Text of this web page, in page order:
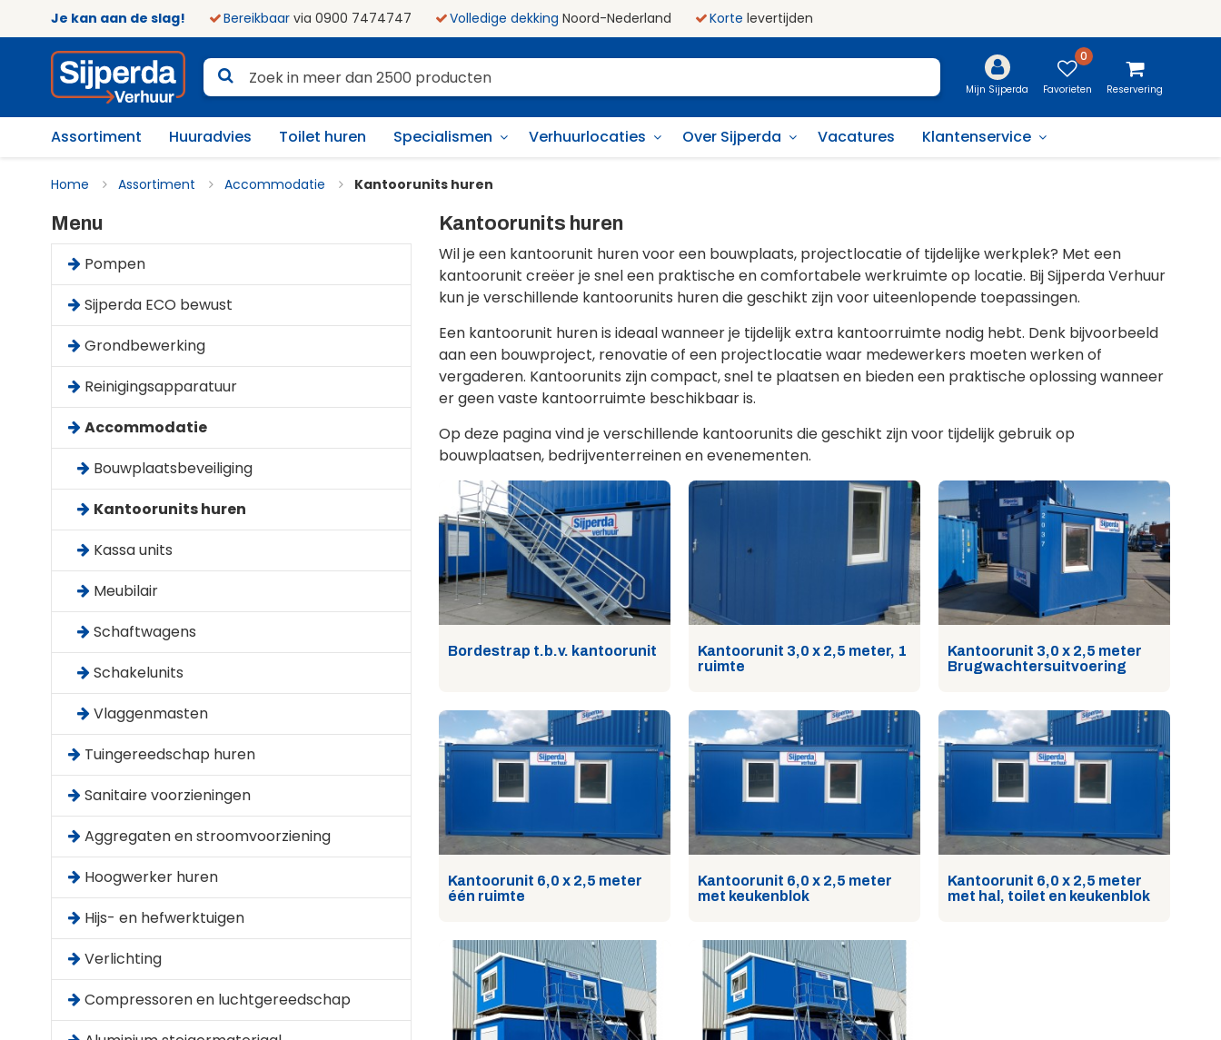
Je kan aan de slag! Bereikbaar via 0900 7474747 Volledige dekking Noord-Nederland Korte levertijden
Mijn Sijperda
0
Favorieten Reservering
Assortiment Huuradvies Toilet huren Specialismen Verhuurlocaties Over Sijperda Vacatures Klantenservice
Home Assortiment Accommodatie Kantoorunits huren
Kantoorunits huren
Wil je een kantoorunit huren voor een bouwplaats, projectlocatie of tijdelijke werkplek? Met een
kantoorunit creëer je snel een praktische en comfortabele werkruimte op locatie. Bij Sijperda Verhuur
kun je verschillende kantoorunits huren die geschikt zijn voor uiteenlopende toepassingen.
Een kantoorunit huren is ideaal wanneer je tijdelijk extra kantoorruimte nodig hebt. Denk bijvoorbeeld
aan een bouwproject, renovatie of een projectlocatie waar medewerkers moeten werken of
vergaderen. Kantoorunits zijn compact, snel te plaatsen en bieden een praktische oplossing wanneer
er geen vaste kantoorruimte beschikbaar is.
Op deze pagina vind je verschillende kantoorunits die geschikt zijn voor tijdelijk gebruik op
bouwplaatsen, bedrijventerreinen en evenementen.
Bordestrap t.b.v. kantoorunit
Kantoorunit 3,0 x 2,5 meter, 1
ruimte
Kantoorunit 3,0 x 2,5 meter
Brugwachtersuitvoering
Kantoorunit 6,0 x 2,5 meter
één ruimte
Kantoorunit 6,0 x 2,5 meter
met keukenblok
Kantoorunit 6,0 x 2,5 meter
met hal, toilet en keukenblok
Menu
Pompen
Sijperda ECO bewust
Grondbewerking
Reinigingsapparatuur
Accommodatie
Bouwplaatsbeveiliging
Kantoorunits huren
Kassa units
Meubilair
Schaftwagens
Schakelunits
Vlaggenmasten
Tuingereedschap huren
Sanitaire voorzieningen
Aggregaten en stroomvoorziening
Hoogwerker huren
Hijs- en hefwerktuigen
Verlichting
Compressoren en luchtgereedschap